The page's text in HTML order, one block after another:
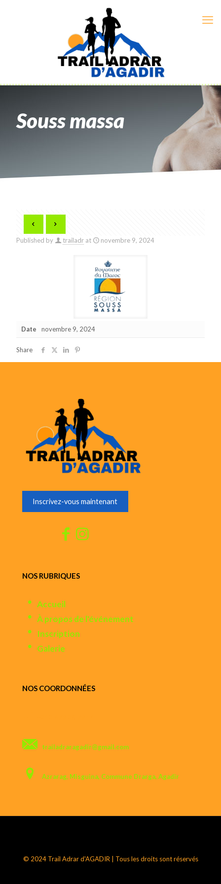
Souss massa
Published by trailadr at novembre 9, 2024
Date novembre 9, 2024
Share
Inscrivez-vous maintenant
NOS RUBRIQUES
Accueil
À propos de l'événement
Inscription
Galerie
NOS COORDONNÉES
trailadraragadir@gmail.com
Azrarag, Misguina, Commune Drarga, Agadir
© 2024 Trail Adrar d'AGADIR | Tous les droits sont réservés